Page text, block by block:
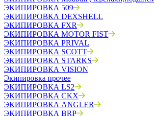
ЭКИПИРОВКА 509
ЭКИПИРОВКА DEXSHELL
ЭКИПИРОВКА FXR
ЭКИПИРОВКА MOTOR FIST
ЭКИПИРОВКА PRIVAL
ЭКИПИРОВКА SCOTT
ЭКИПИРОВКА STARKS
ЭКИПИРОВКА VISION
Экипировка прочее
ЭКИПИРОВКА LS2
ЭКИПИРОВКА CKX
ЭКИПИРОВКА ANGLER
ЭКИПИРОВКА BRP